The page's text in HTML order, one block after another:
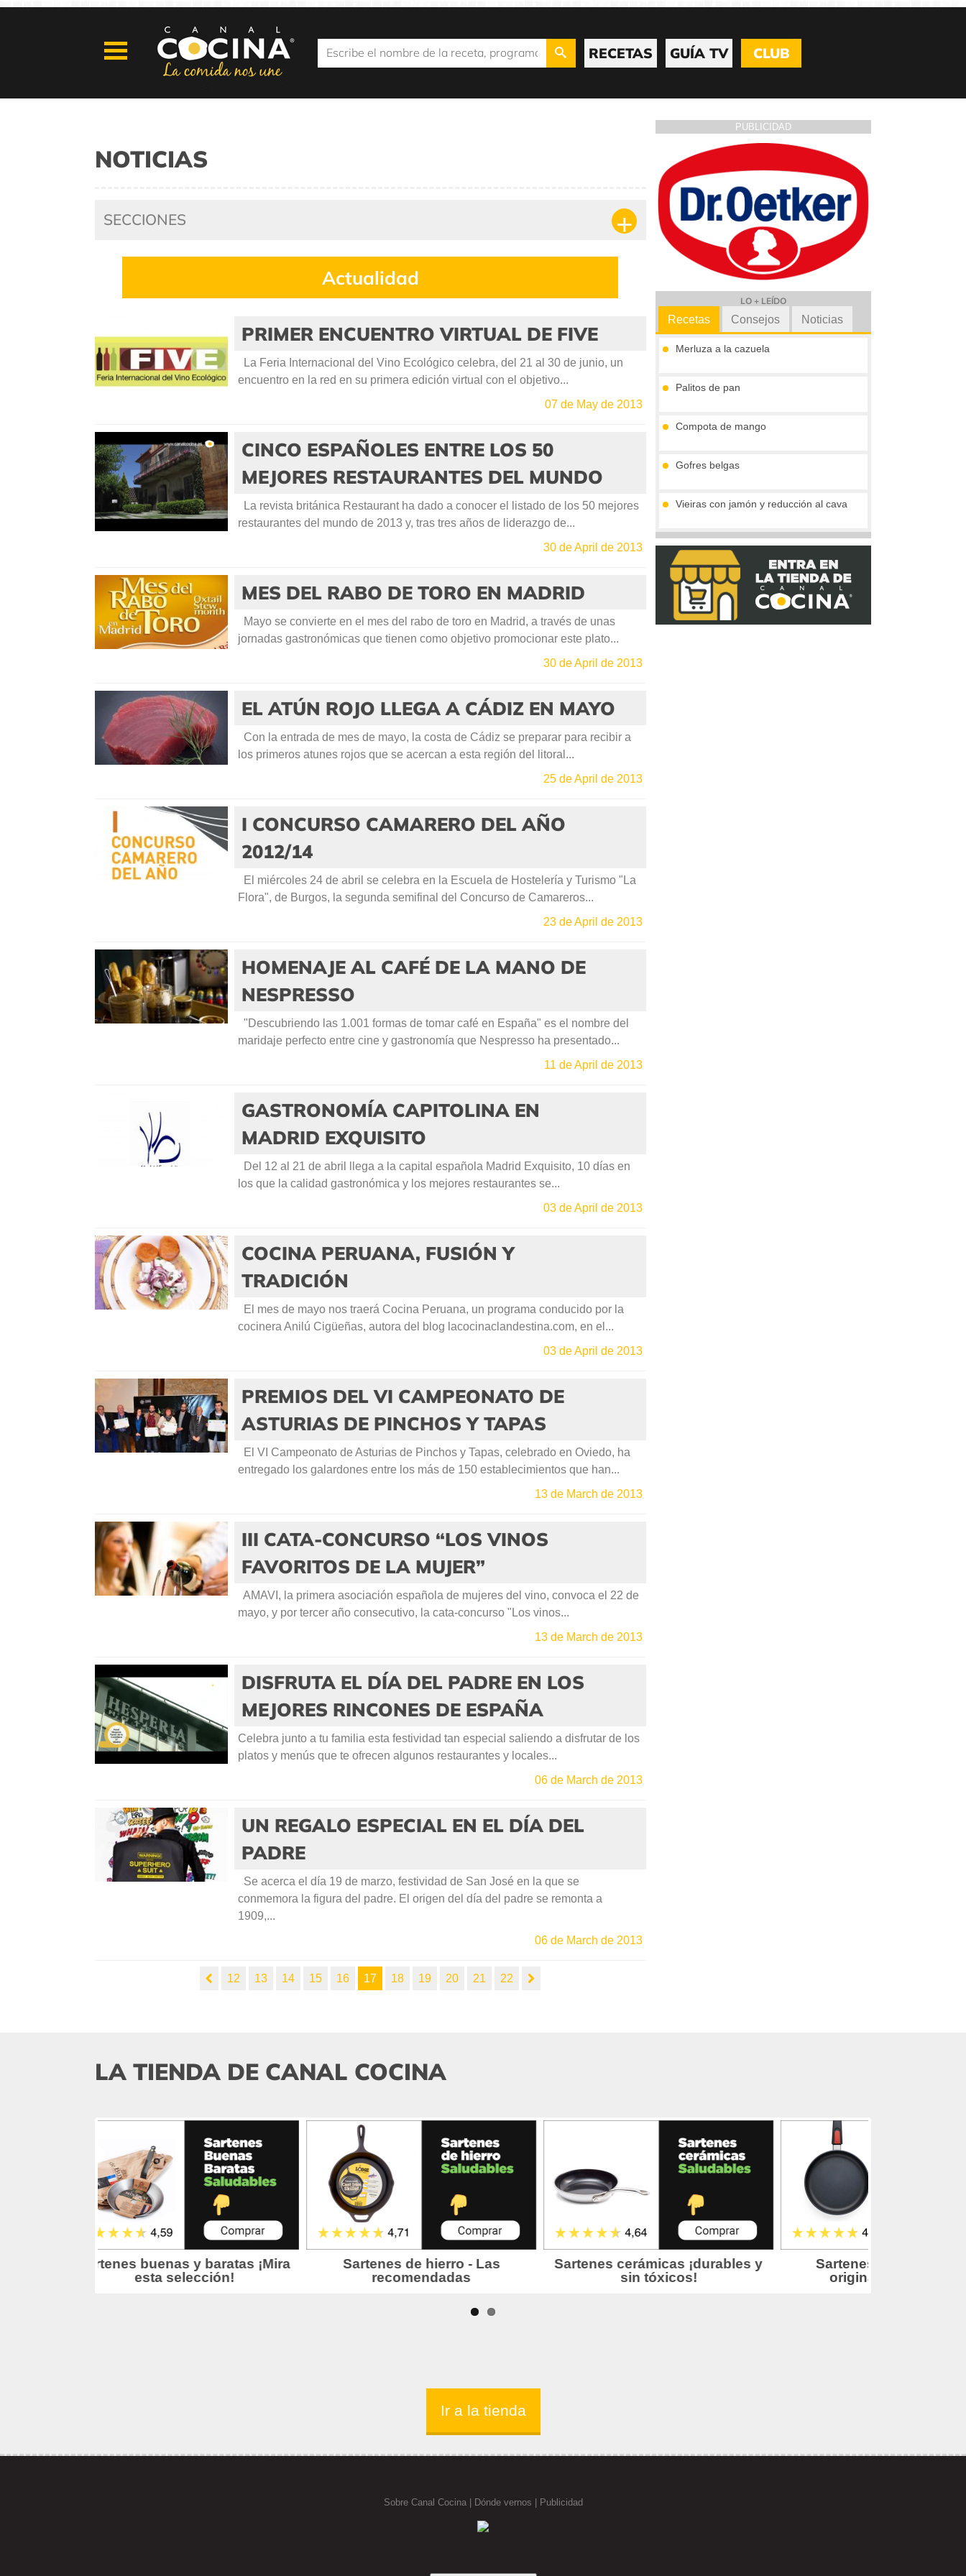
RECETAS GUÍA TV CLUB
NOTICIAS
SECCIONES
Actualidad
PRIMER ENCUENTRO VIRTUAL DE FIVE
La Feria Internacional del Vino Ecológico celebra, del 21 al 30 de junio, un
encuentro en la red en su primera edición virtual con el objetivo...
07 de May de 2013
CINCO ESPAÑOLES ENTRE LOS 50
MEJORES RESTAURANTES DEL MUNDO
La revista británica Restaurant ha dado a conocer el listado de los 50 mejores
restaurantes del mundo de 2013 y, tras tres años de liderazgo de...
30 de April de 2013
MES DEL RABO DE TORO EN MADRID
Mayo se convierte en el mes del rabo de toro en Madrid, a través de unas
jornadas gastronómicas que tienen como objetivo promocionar este plato...
30 de April de 2013
EL ATÚN ROJO LLEGA A CÁDIZ EN MAYO
Con la entrada de mes de mayo, la costa de Cádiz se preparar para recibir a
los primeros atunes rojos que se acercan a esta región del litoral...
25 de April de 2013
I CONCURSO CAMARERO DEL AÑO
2012/14
El miércoles 24 de abril se celebra en la Escuela de Hostelería y Turismo "La
Flora", de Burgos, la segunda semifinal del Concurso de Camareros...
23 de April de 2013
HOMENAJE AL CAFÉ DE LA MANO DE
NESPRESSO
"Descubriendo las 1.001 formas de tomar café en España" es el nombre del
maridaje perfecto entre cine y gastronomía que Nespresso ha presentado...
11 de April de 2013
GASTRONOMÍA CAPITOLINA EN
MADRID EXQUISITO
Del 12 al 21 de abril llega a la capital española Madrid Exquisito, 10 días en
los que la calidad gastronómica y los mejores restaurantes se...
03 de April de 2013
COCINA PERUANA, FUSIÓN Y
TRADICIÓN
El mes de mayo nos traerá Cocina Peruana, un programa conducido por la
cocinera Anilú Cigüeñas, autora del blog lacocinaclandestina.com, en el...
03 de April de 2013
PREMIOS DEL VI CAMPEONATO DE
ASTURIAS DE PINCHOS Y TAPAS
El VI Campeonato de Asturias de Pinchos y Tapas, celebrado en Oviedo, ha
entregado los galardones entre los más de 150 establecimientos que han...
13 de March de 2013
III CATA-CONCURSO “LOS VINOS
FAVORITOS DE LA MUJER”
AMAVI, la primera asociación española de mujeres del vino, convoca el 22 de
mayo, y por tercer año consecutivo, la cata-concurso "Los vinos...
13 de March de 2013
DISFRUTA EL DÍA DEL PADRE EN LOS
MEJORES RINCONES DE ESPAÑA
Celebra junto a tu familia esta festividad tan especial saliendo a disfrutar de los
platos y menús que te ofrecen algunos restaurantes y locales...
06 de March de 2013
UN REGALO ESPECIAL EN EL DÍA DEL
PADRE
Se acerca el día 19 de marzo, festividad de San José en la que se
conmemora la figura del padre. El origen del día del padre se remonta a
1909,...
06 de March de 2013
12 13 14 15 16 17 18 19 20 21 22
PUBLICIDAD
LO + LEÍDO
Recetas
Merluza a la cazuela
Palitos de pan
Compota de mango
Gofres belgas
Vieiras con jamón y reducción al cava
Tronco de chocolate y turrón (sin gluten)
Consejos Noticias
LA TIENDA DE CANAL COCINA
Ir a la tienda
Sobre Canal Cocina| Dónde vernos | Publicidad